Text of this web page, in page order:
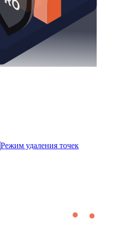
Режим удаления точек